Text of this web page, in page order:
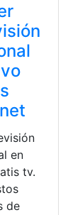
en
tv.
de